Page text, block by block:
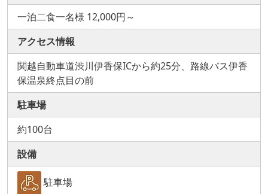
一泊二食一名様 12,000円～
アクセス情報
関越自動車道渋川伊香保ICから約25分、路線バス伊香
保温泉終点目の前
駐車場
約100台
設備
駐車場